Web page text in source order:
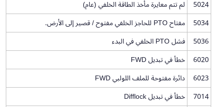
5024
لم تتم معايرة مأخذ الطاقة الخلفي (عام)
5034
مفتاح PTO للحاجز الخلفي مفتوح / قصير إلى الأرض.
5036
فشل PTO الخلفي في البدء
6020 خطأ في تبديل FWD
6023
دائرة مفتوحة للملف اللولبي FWD
7014 خطأ في تبديل Difflock